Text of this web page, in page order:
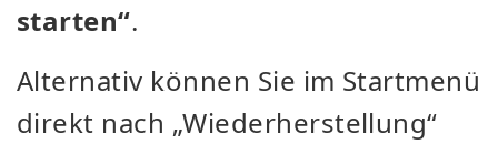
starten“.
Alternativ können Sie im Startmenü
direkt nach „Wiederherstellung“